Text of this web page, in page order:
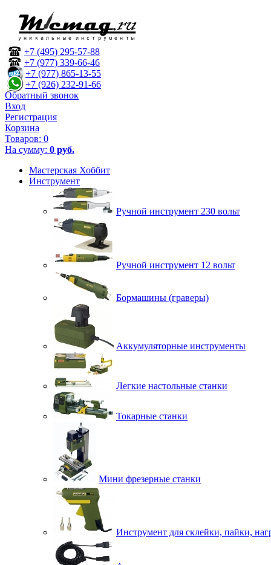
+7 (495) 295-57-88
+7 (977) 339-66-46
+7 (977) 865-13-55
+7 (926) 232-91-66
Обратный звонок
Вход
Регистрация
Корзина
Товаров: 0
На сумму: 0 руб.
Мастерская Хоббит
Инструмент
Ручной инструмент 230 вольт
Ручной инструмент 12 вольт
Бормашины (граверы)
Аккумуляторные инструменты
Легкие настольные станки
Токарные станки
Мини фрезерные станки
Инструмент для склейки, пайки,